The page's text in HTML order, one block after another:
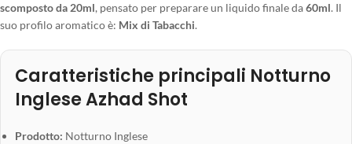
scomposto da 20ml, pensato per preparare un liquido finale da60ml. Il
suo profilo aromatico è: Mix di Tabacchi.
Caratteristiche principali Notturno
Inglese Azhad Shot
Prodotto: Notturno Inglese